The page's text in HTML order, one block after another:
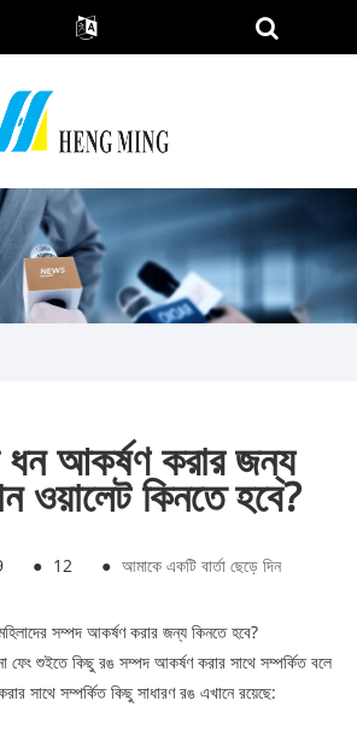
ধন আকর্ষণ করার জন্য
ওয়ালেট কিনতে হবে?
● 12 ● আমাকে একটি বার্তা ছেড়ে দিন
সম্পদ আকর্ষণ করার জন্য কিনতে হবে?
শুইতে কিছু রঙ সম্পদ আকর্ষণ করার সাথে সম্পর্কিত বলে
সাথে সম্পর্কিত কিছু সাধারণ রঙ এখানে রয়েছে: